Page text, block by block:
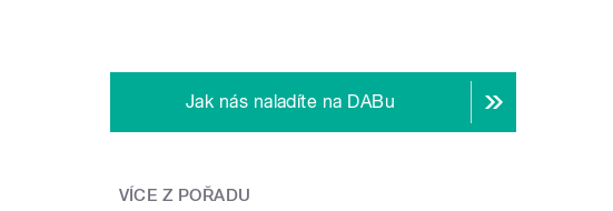
Jak nás naladíte na DABu
VÍCE Z POŘADU